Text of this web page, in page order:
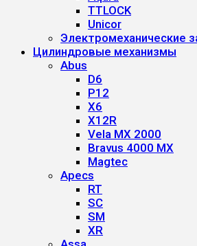
TTLOCK
Unicor
Электромеханические
Цилиндровые механизмы
Abus
D6
P12
X6
X12R
Vela MX 2000
Bravus 4000 MX
Magtec
Apecs
RT
SC
SM
XR